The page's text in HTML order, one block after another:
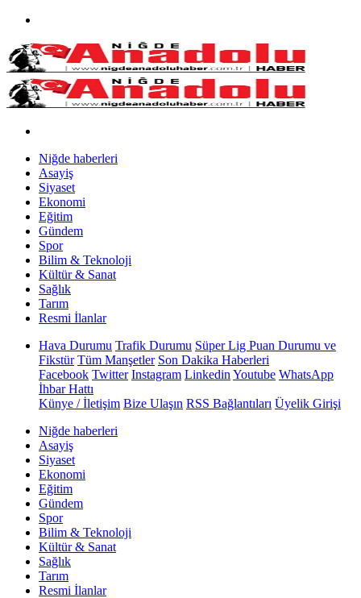
Niğde haberleri
Asayiş
Siyaset
Ekonomi
Eğitim
Gündem
Spor
Bilim & Teknoloji
Kültür & Sanat
Sağlık
Tarım
Resmi İlanlar
Hava Durumu Trafik Durumu Süper Lig Puan Durumu ve
Fikstür Tüm Manşetler Son Dakika Haberleri
Facebook Twitter Instagram Linkedin Youtube WhatsApp
İhbar Hattı
Künye / İletişim Bize Ulaşın RSS Bağlantıları Üyelik Girişi
Niğde haberleri
Asayiş
Siyaset
Ekonomi
Eğitim
Gündem
Spor
Bilim & Teknoloji
Kültür & Sanat
Sağlık
Tarım
Resmi İlanlar